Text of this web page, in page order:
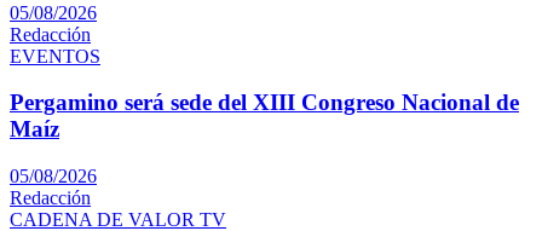
05/08/2026
Redacción
EVENTOS
Pergamino será sede del XIII Congreso Nacional de
Maíz
05/08/2026
Redacción
CADENA DE VALOR TV